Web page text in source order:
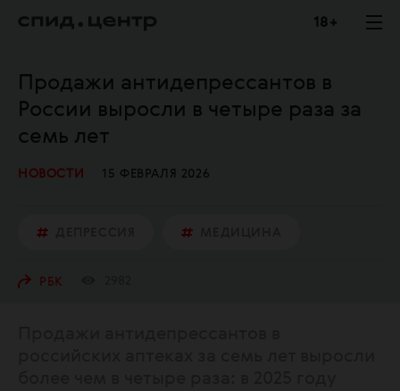
18 +
Продажи антидепрессантов в
России выросли в четыре раза за
семь лет
НОВОСТИ 15 ФЕВРАЛЯ 2026
РБК